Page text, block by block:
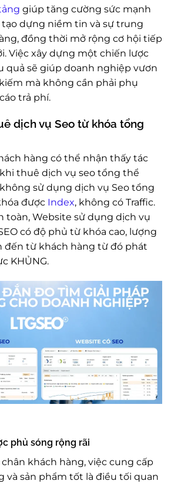
giúp tăng cường sức mạnh
dựng niềm tin và sự trung
đồng thời mở rộng cơ hội tiếp
Việc xây dựng một chiến lược
quả sẽ giúp doanh nghiệp vươn
mà không cần phải phụ
trả phí.
dịch vụ Seo từ khóa tổng
hàng có thể nhận thấy tác
thuê dịch vụ seo tổng thể
không sử dụng dịch vụ Seo tổng
được Index, không có Traffic.
toàn, Website sử dụng dịch vụ
có độ phủ từ khóa cao, lượng
đến từ khách hàng từ đó phát
KHỦNG.
phủ sóng rộng rãi
khách hàng, việc cung cấp
và sản phẩm tốt là điều tối quan